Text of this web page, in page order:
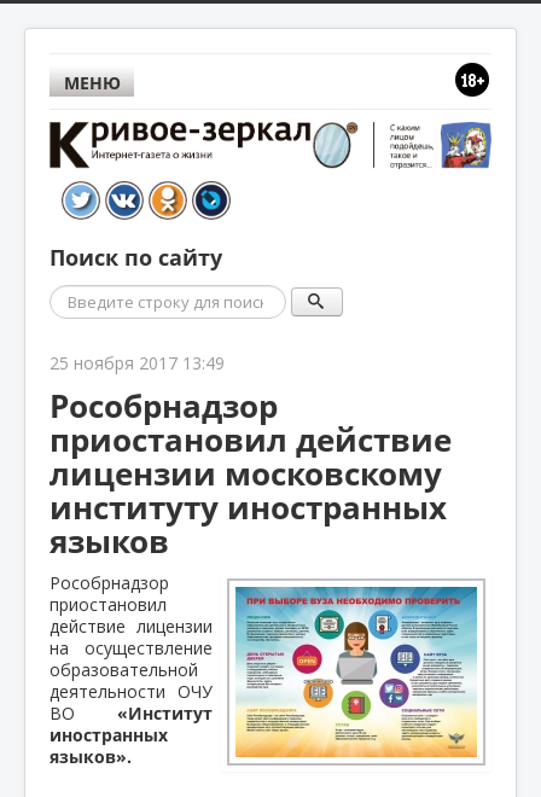
МЕНЮ
Поиск по сайту
Поиск
25 ноября 2017 13:49
Рособрнадзор
приостановил действие
лицензии московскому
институту иностранных
языков
Рособрнадзор
приостановил
действие лицензии
на осуществление
образовательной
деятельности ОЧУ
ВО «Институт
иностранных
языков».